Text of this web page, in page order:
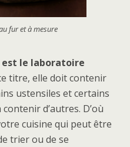
fur et à mesure
est le laboratoire
titre, elle doit contenir
ustensiles et certains
d’autres. D’où
cuisine qui peut être
trier ou de se